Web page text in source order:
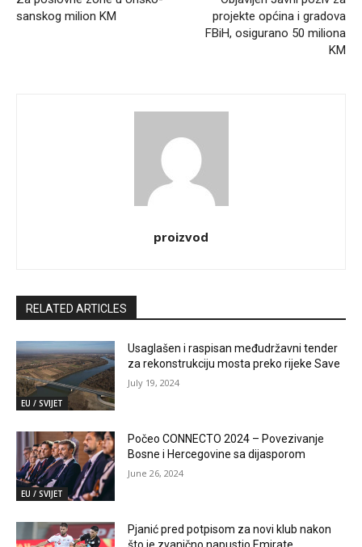
sanskog milion KM
projekte općina i gradova
FBiH, osigurano 50 miliona
KM
proizvod
RELATED ARTICLES
EU / SVIJET
Usaglašen i raspisan međudržavni tender
za rekonstrukciju mosta preko rijeke Save
July 19, 2024
EU / SVIJET
Počeo CONNECTO 2024 – Povezivanje
Bosne i Hercegovine sa dijasporom
June 26, 2024
Pjanić pred potpisom za novi klub nakon
što je zvanično napustio Emirate